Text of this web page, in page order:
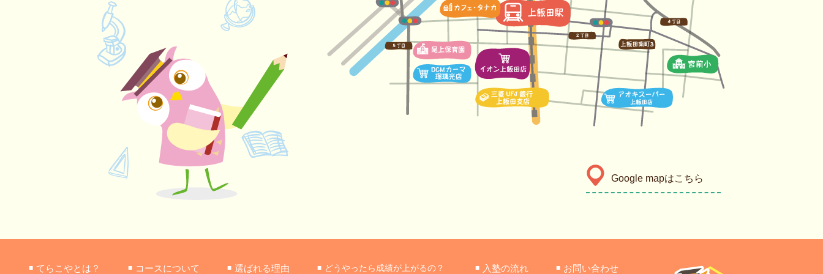
Google mapはこちら
■ てらこやとは？ ■ コースについて ■ 選ばれる理由 ■ どうやったら成績が上がるの？ ■ 入塾の流れ ■ お問い合わせ